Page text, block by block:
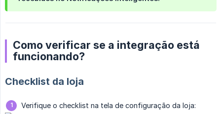
Como verificar se a integração está
funcionando?
Checklist da loja
Verifique o checklist na tela de configuração da loja: